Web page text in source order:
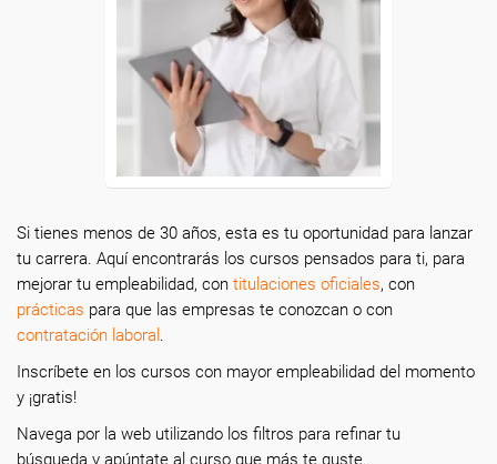
Si tienes menos de 30 años, esta es tu oportunidad para lanzar
tu carrera. Aquí encontrarás los cursos pensados para ti, para
mejorar tu empleabilidad, con titulaciones oficiales, con
prácticas para que las empresas te conozcan o con
contratación laboral .
Inscríbete en los cursos con mayor empleabilidad del momento
y ¡gratis!
Navega por la web utilizando los filtros para refinar tu
búsqueda y apúntate al curso que más te guste.